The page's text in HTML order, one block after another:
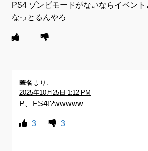
PS4 ゾンビモードがないならイベント
なっとるんやろ
匿名 より:
2025年10月25日 1:12 PM
P、PS4!?wwwww
3 3